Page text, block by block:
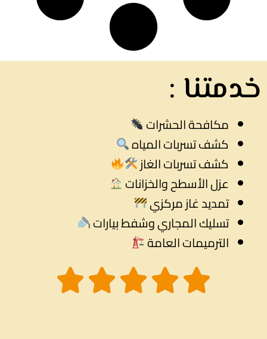
خدمتنا :
مكافحة الحشرات
كشف تسربات المياه
كشف تسربات الغاز
عزل الأسطح والخزانات
تمديد غاز مركزي
تسليك المجاري وشفط بيارات
الترميمات العامة